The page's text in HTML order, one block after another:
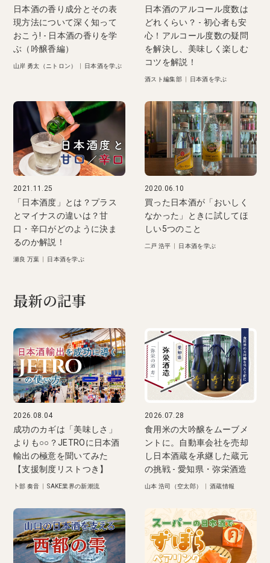
日本酒の香り成分とその表
現方法について深く知って
おこう! - 日本酒の香りを学
ぶ（吟醸香編）
山岸 勇太（ニトロン） 日本酒を学ぶ
日本酒のアルコール度数は
どれくらい？ - 初心者も安
心！アルコール度数の疑問
を解決し、美味しく楽しむ
コツを解説！
酒スト編集部 日本酒を学ぶ
2021.11.25
「日本酒度」とは？プラス
とマイナスの違いは？甘
口・辛口がどのように決ま
るのか解説！
瀬良 万葉 日本酒を学ぶ
2020.06.10
買った日本酒が「おいしく
なかった」ときに試してほ
しい5つのこと
二戸 浩平 日本酒を学ぶ
最新の記事
2026.08.04
成功のカギは「美味しさ」
よりも○○？JETROに日本酒
輸出の極意を聞いてみた
【支援制度リストつき】
卜部 奏音 |SAKE業界の新潮流
2026.07.28
食用米の大吟醸をムーブメ
ントに。自動車会社を売却
し日本酒蔵を承継した蔵元
の挑戦 - 愛知県・弥栄酒造
山本 浩司（空太郎） 酒蔵情報